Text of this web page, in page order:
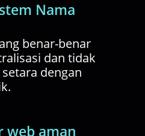
Nama
benar-benar
dan tidak
dengan
web aman